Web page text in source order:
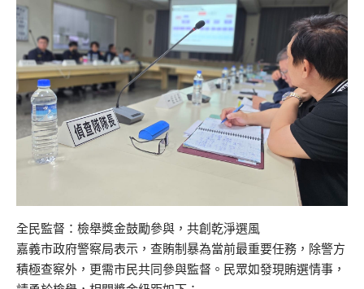
全民監督：檢舉獎金鼓勵參與，共創乾淨選風
嘉義市政府警察局表示，查賄制暴為當前最重要任務，除警方
積極查察外，更需市民共同參與監督。民眾如發現賄選情事，